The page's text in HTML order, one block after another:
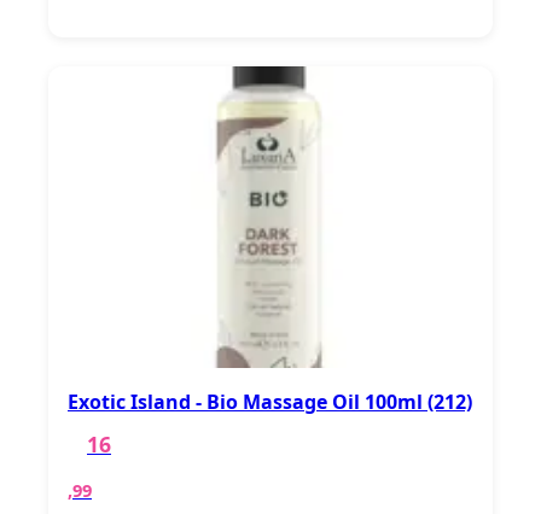
Exotic Island - Bio Massage Oil 100ml (212)
16
,99